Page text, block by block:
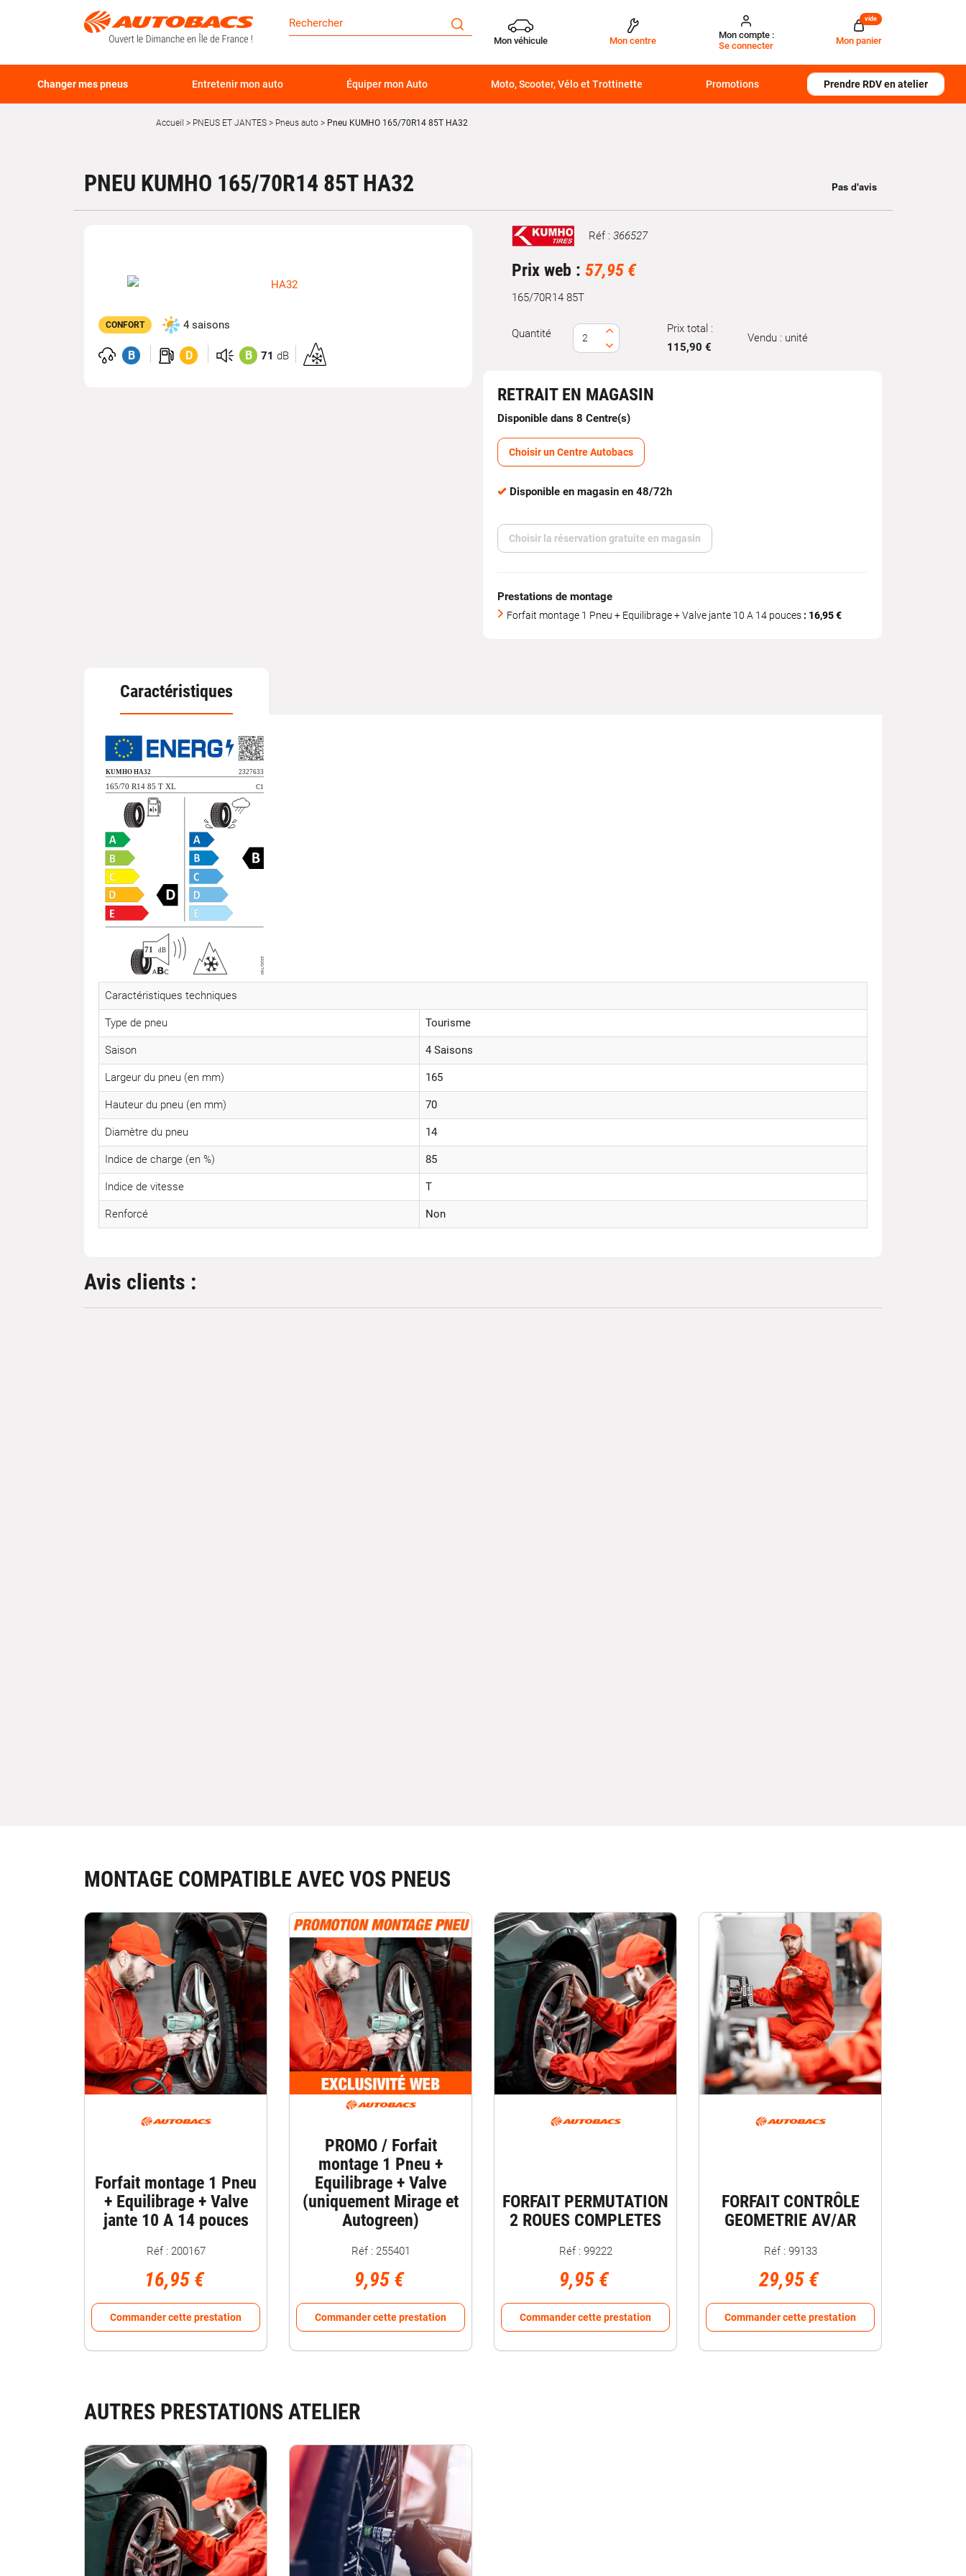
Mon véhicule Mon centre
Mon compte :
Se connecter
Mon panier
vide
Changer mes pneus Entretenir mon auto Équiper mon Auto Moto, Scooter, Vélo et Trottinette Promotions Prendre RDV en atelier
Accueil PNEUS ET JANTES Pneus auto Pneu KUMHO 165/70R14 85T HA32
PNEU KUMHO 165/70R14 85T HA32
CONFORT 4 saisons
B D B 71 dB
Homologation
Marque Réf : 366527
Prix web : 57,95 €
165/70R14 85T
Quantité
Prix total :
115,90 €
Vendu : unité
RETRAIT EN MAGASIN
Disponible dans 8 Centre(s)
Choisir un Centre Autobacs
Disponible en magasin en 48/72h
Choisir la réservation gratuite en magasin
Prestations de montage
Forfait montage 1 Pneu + Equilibrage + Valve jante 10 A 14 pouces : 16,95 €
Caractéristiques
Caractéristiques techniques
Type de pneu Tourisme
Saison 4 Saisons
Largeur du pneu (en mm) 165
Hauteur du pneu (en mm) 70
Diamètre du pneu 14
Indice de charge (en %) 85
Indice de vitesse T
Renforcé Non
Avis clients :
MONTAGE COMPATIBLE AVEC VOS PNEUS
Forfait montage 1 Pneu
+ Equilibrage + Valve
jante 10 A 14 pouces
Réf : 200167
16,95 €
Commander cette prestation
PROMO / Forfait
montage 1 Pneu +
Equilibrage + Valve
(uniquement Mirage et
Autogreen)
Réf : 255401
9,95 €
Commander cette prestation
FORFAIT PERMUTATION
2 ROUES COMPLETES
Réf : 99222
9,95 €
Commander cette prestation
FORFAIT CONTRÔLE
GEOMETRIE AV/AR
Réf : 99133
29,95 €
Commander cette prestation
AUTRES PRESTATIONS ATELIER